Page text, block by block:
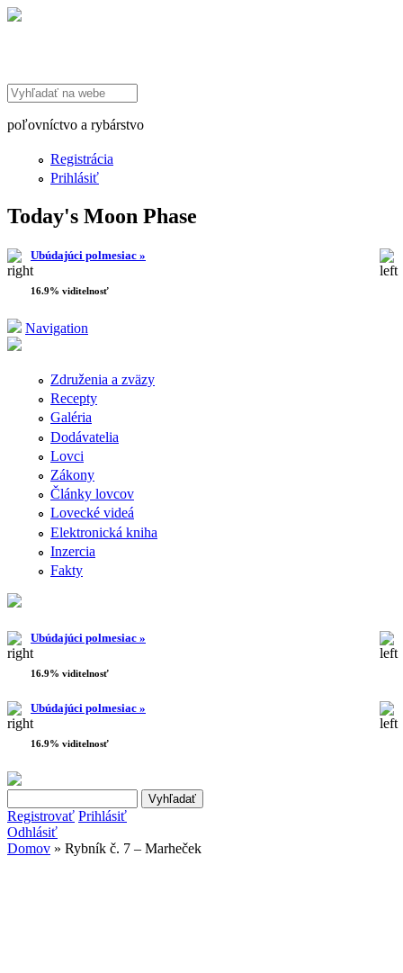
Search this site
poľovníctvo a rybárstvo
Registrácia
Prihlásiť
Today's Moon Phase
Ubúdajúci polmesiac »
16.9% viditelnosť
Navigation
Združenia a zväzy
Recepty
Galéria
Dodávatelia
Lovci
Zákony
Články lovcov
Lovecké videá
Elektronická kniha
Inzercia
Fakty
Ubúdajúci polmesiac »
16.9% viditelnosť
Ubúdajúci polmesiac »
16.9% viditelnosť
Vyhľadávanie
Registrovať Prihlásiť
Odhlásiť
Domov » Rybník č. 7 – Marheček